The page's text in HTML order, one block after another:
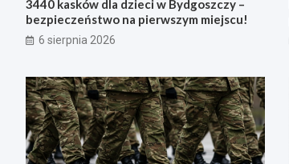
3440 kasków dla dzieci w Bydgoszczy –
bezpieczeństwo na pierwszym miejscu!
6 sierpnia 2026